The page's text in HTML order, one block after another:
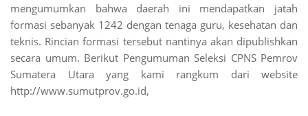
mengumumkan bahwa daerah ini mendapatkan jatah
formasi sebanyak 1242 dengan tenaga guru, kesehatan dan
teknis. Rincian formasi tersebut nantinya akan dipublishkan
secara umum. Berikut Pengumuman Seleksi CPNS Pemrov
Sumatera Utara yang kami rangkum dari website
http://www.sumutprov.go.id,